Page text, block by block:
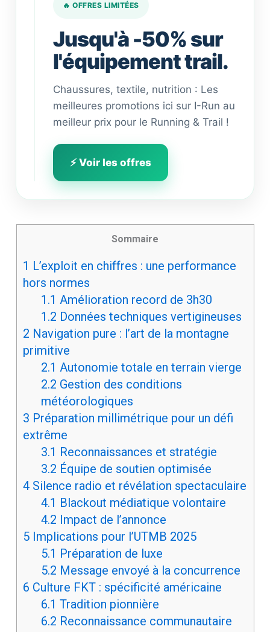
🔥 OFFRES LIMITÉES
Jusqu'à -50% sur
l'équipement trail.
Chaussures, textile, nutrition : Les
meilleures promotions ici sur I-Run au
meilleur prix pour le Running & Trail !
⚡ Voir les offres
Sommaire
1 L’exploit en chiffres : une performance
hors normes
1.1 Amélioration record de 3h30
1.2 Données techniques vertigineuses
2 Navigation pure : l’art de la montagne
primitive
2.1 Autonomie totale en terrain vierge
2.2 Gestion des conditions
météorologiques
3 Préparation millimétrique pour un défi
extrême
3.1 Reconnaissances et stratégie
3.2 Équipe de soutien optimisée
4Silence radio et révélation spectaculaire
4.1 Blackout médiatique volontaire
4.2 Impact de l’annonce
5Implications pour l’UTMB 2025
5.1 Préparation de luxe
5.2 Message envoyé à la concurrence
6 Culture FKT : spécificité américaine
6.1 Tradition pionnière
6.2 Reconnaissance communautaire